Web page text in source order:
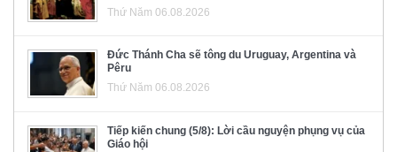
Thứ Năm 06.08.2026
Đức Thánh Cha sẽ tông du Uruguay, Argentina và
Pêru
Thứ Năm 06.08.2026
Tiếp kiến chung (5/8): Lời cầu nguyện phụng vụ của
Giáo hội